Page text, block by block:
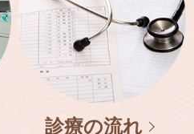
診療の流れ